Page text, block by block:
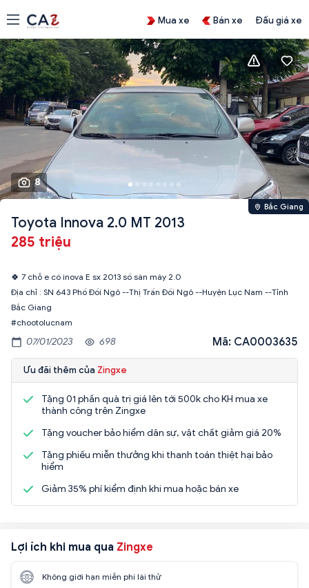
Mua xe Bán xe Đấu giá xe
8
Bắc Giang
Toyota Innova 2.0 MT 2013
285 triệu
🍀 7 chỗ e có inova E sx 2013 số sàn máy 2.0
Địa chỉ : SN 643 Phố Đồi Ngô --Thị Trấn Đồi Ngô --Huyện Lục Nam --Tỉnh
Bắc Giang
#chootolucnam
07/01/2023 698 Mã: CA0003635
Ưu đãi thêm của Zingxe
Tặng 01 phần quà trị giá lên tới 500k cho KH mua xe
thành công trên Zingxe
Tặng voucher bảo hiểm dân sự, vật chất giảm giá 20%
Tặng phiếu miễn thưởng khi thanh toán thiệt hại bảo
hiểm
Giảm 35% phí kiểm định khi mua hoặc bán xe
Lợi ích khi mua qua Zingxe
Không giới hạn miễn phí lái thử